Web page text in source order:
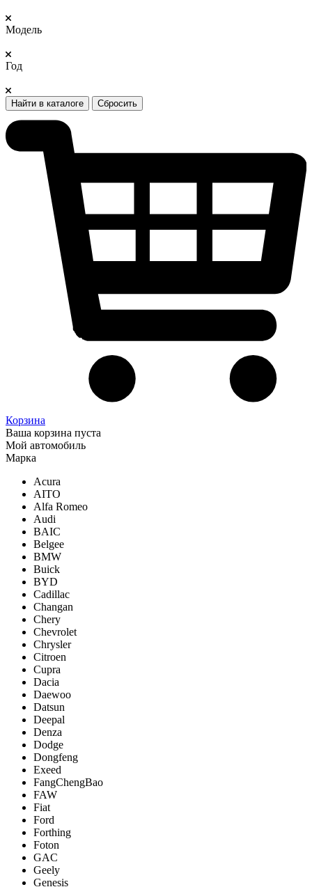
Модель
Год
Найти в каталоге Сбросить
Корзина
Ваша корзина пуста
Мой автомобиль
Марка
Acura
AITO
Alfa Romeo
Audi
BAIC
Belgee
BMW
Buick
BYD
Cadillac
Changan
Chery
Chevrolet
Chrysler
Citroen
Cupra
Dacia
Daewoo
Datsun
Deepal
Denza
Dodge
Dongfeng
Exeed
FangChengBao
FAW
Fiat
Ford
Forthing
Foton
GAC
Geely
Genesis